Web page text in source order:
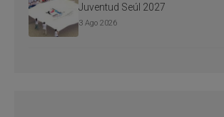
Juventud Seúl 2027
3 Ago 2026